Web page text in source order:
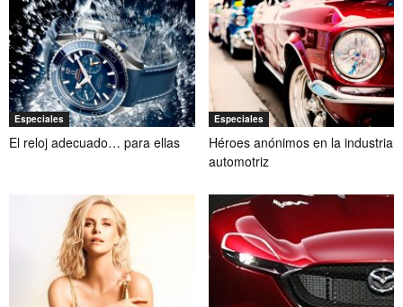
Especiales
El reloj adecuado… para ellas
Especiales
Héroes anónimos en la industria
automotriz